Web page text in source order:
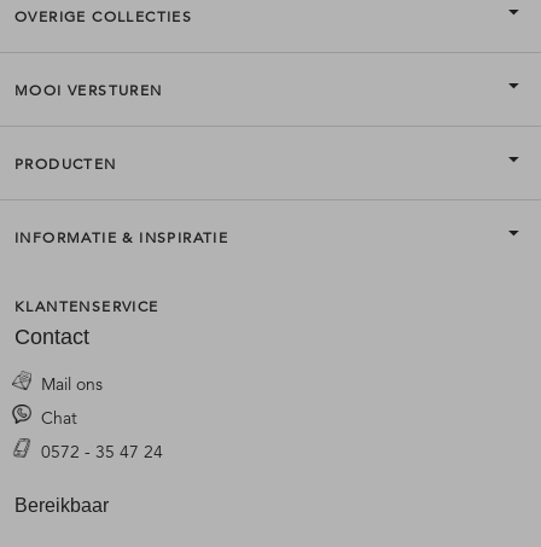
OVERIGE COLLECTIES
MOOI VERSTUREN
PRODUCTEN
INFORMATIE & INSPIRATIE
KLANTENSERVICE
Contact
Mail ons
Chat
0572 - 35 47 24
Bereikbaar